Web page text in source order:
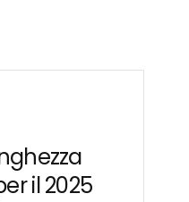
il 2025